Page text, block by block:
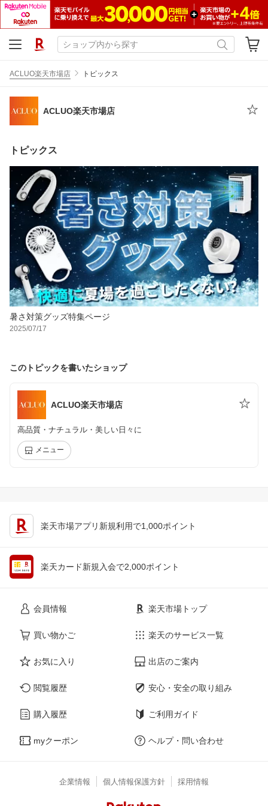
ACLUO楽天市場店 トピックス
ACLUO楽天市場店
トピックス
暑さ対策グッズ特集ページ
2025/07/17
このトピックを書いたショップ
ACLUO楽天市場店
高品質・ナチュラル・美しい日々に
メニュー
楽天市場アプリ新規利用で1,000ポイント
楽天カード新規入会で2,000ポイント
会員情報
買い物かご
お気に入り
閲覧履歴
購入履歴
myクーポン
楽天市場トップ
楽天のサービス一覧
出店のご案内
安心・安全の取り組み
ご利用ガイド
ヘルプ・問い合わせ
企業情報 個人情報保護方針 採用情報